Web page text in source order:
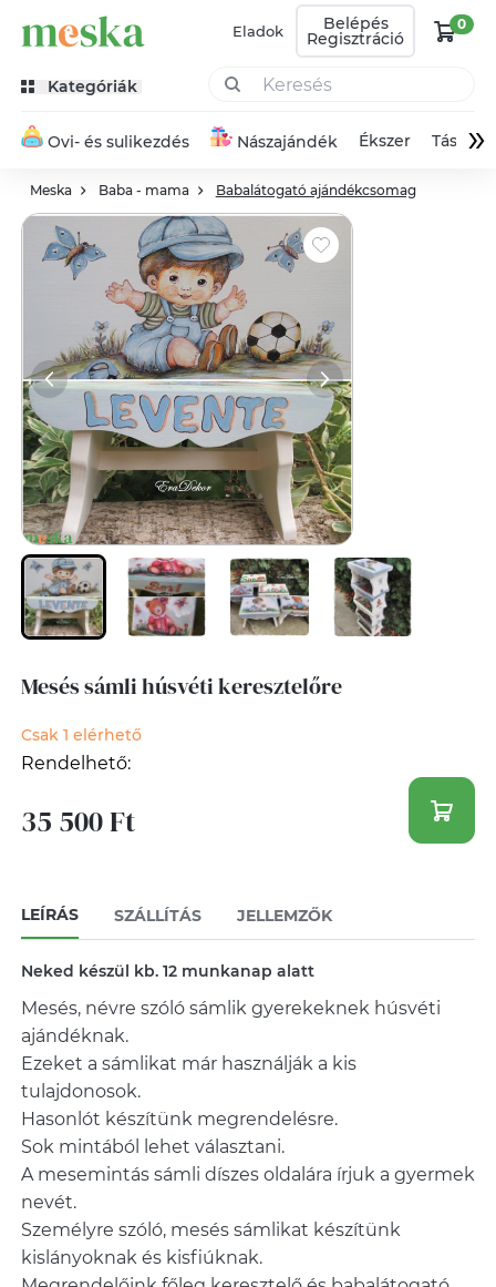
Eladok Belépés
Regisztráció
0
Kategóriák
Ovi- és sulikezdés Nászajándék Ékszer Táska»
Meska Baba - mama Babalátogató ajándékcsomag
Mesés sámli húsvéti keresztelőre
Csak 1 elérhető
Rendelhető:
35 500 Ft
LEÍRÁS SZÁLLÍTÁS JELLEMZŐK
Neked készül kb. 12 munkanap alatt
Mesés, névre szóló sámlik gyerekeknek húsvéti
ajándéknak.
Ezeket a sámlikat már használják a kis
tulajdonosok.
Hasonlót készítünk megrendelésre.
Sok mintából lehet választani.
A mesemintás sámli díszes oldalára írjuk a gyermek
nevét.
Személyre szóló, mesés sámlikat készítünk
kislányoknak és kisfiúknak.